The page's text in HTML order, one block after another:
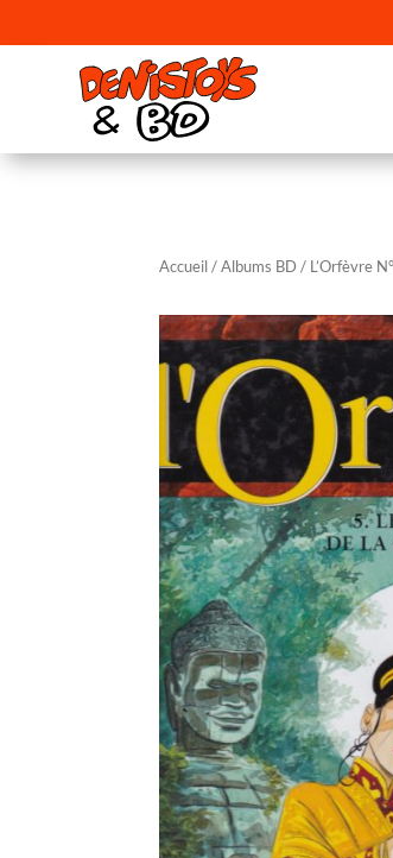
Accueil/Albums BD / L’Orfèvre